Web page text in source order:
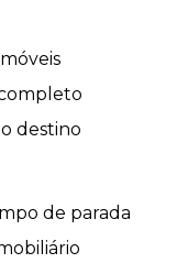
destino
de parada